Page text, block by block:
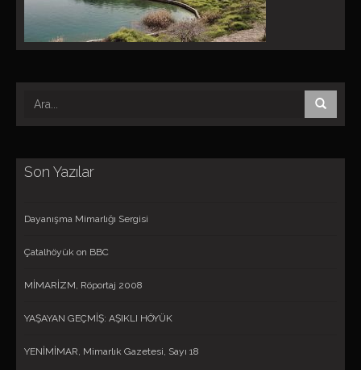
Son Yazılar
Dayanışma Mimarlığı Sergisi
Çatalhöyük on BBC
MİMARİZM, Röportaj 2008
YAŞAYAN GEÇMİŞ: AŞIKLI HÖYÜK
YENİMİMAR, Mimarlık Gazetesi, Sayı 18